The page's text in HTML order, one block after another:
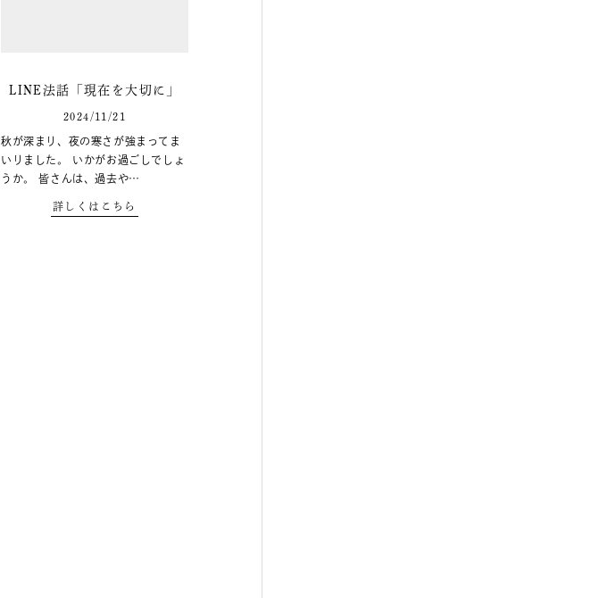
LINE法話「現在を大切に」
2024/11/21
秋が深まり、夜の寒さが強まってま
いりました。 いかがお過ごしでしょ
うか。 皆さんは、過去や…
詳しくはこちら